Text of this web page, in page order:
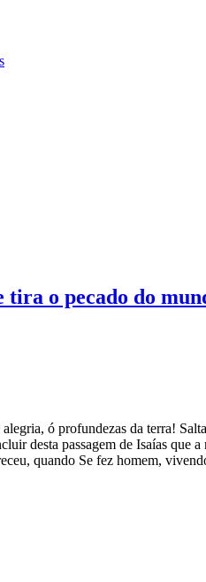
tira o pecado do
ó profundezas da terra!
desta passagem de Isaías que
quando Se fez homem,